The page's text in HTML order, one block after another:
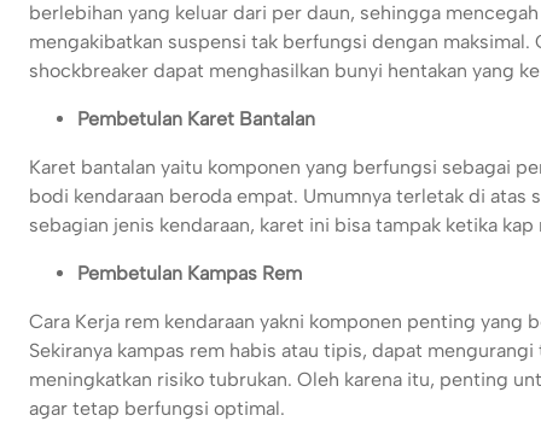
berlebihan yang keluar dari per daun, sehingga
mengakibatkan suspensi tak berfungsi dengan
shockbreaker dapat menghasilkan bunyi hentakan yang
Pembetulan Karet Bantalan
Karet bantalan yaitu komponen yang berfungsi sebagai
bodi kendaraan beroda empat. Umumnya terletak di atas
sebagian jenis kendaraan, karet ini bisa tampak ketika
Pembetulan Kampas Rem
Cara Kerja rem kendaraan yakni komponen penting
Sekiranya kampas rem habis atau tipis, dapat
meningkatkan risiko tubrukan. Oleh karena itu, penting
agar tetap berfungsi optimal.